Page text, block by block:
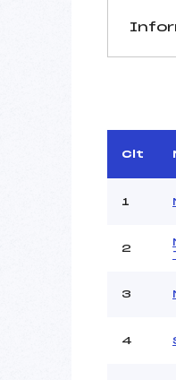
Arbitre :
Heure
Ouvreurs
Clt
1
2
3
4